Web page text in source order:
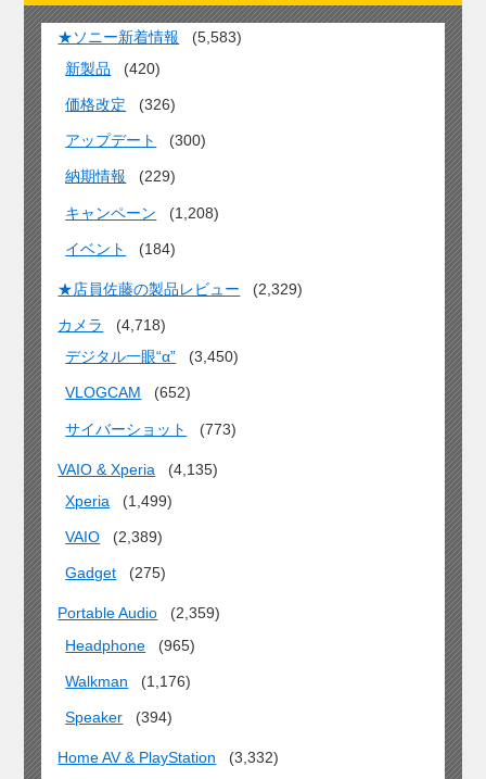
★ソニー新着情報
(5,583)
新製品
(420)
価格改定 (326)
アップデート (300)
納期情報 (229)
キャンペーン (1,208)
イベント (184)
★店員佐藤の製品レビュー (2,329)
カメラ
(4,718)
デジタル一眼“α”
(3,450)
VLOGCAM (652)
サイバーショット (773)
VAIO & Xperia
(4,135)
Xperia
(1,499)
VAIO (2,389)
Gadget (275)
Portable Audio
(2,359)
Headphone
(965)
Walkman (1,176)
Speaker (394)
Home AV & PlayStation
(3,332)